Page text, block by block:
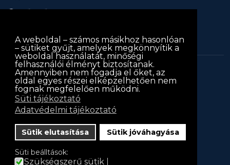
A weboldal – számos másikhoz hasonlóan
– sütiket gyűjt, amelyek megkönnyítik a
weboldal használatát, minőségi
felhasználói élményt biztosítanak.
Amennyiben nem fogadja el őket, az
oldal egyes részei elképzelhetően nem
fognak megfelelően működni.
Süti tájékoztató
Adatvédelmi tájékoztató
Sütik elutasítása Sütik jóváhagyása
Süti beálltások:
Szükségszerű sütik
keritessablon.hu © 2013keritessablon.hu. Minden jog
fenntartva
Iratkozz fel hírlevelünkre!
Hírlevél